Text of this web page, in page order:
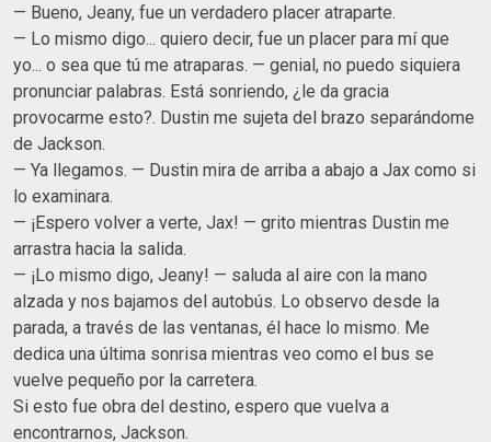
— Bueno, Jeany, fue un verdadero placer atraparte.
— Lo mismo digo... quiero decir, fue un placer para mí que
yo... o sea que tú me atraparas. — genial, no puedo siquiera
pronunciar palabras. Está sonriendo, ¿le da gracia
provocarme esto?. Dustin me sujeta del brazo separándome
de Jackson.
— Ya llegamos. — Dustin mira de arriba a abajo a Jax como si
lo examinara.
— ¡Espero volver a verte, Jax! — grito mientras Dustin me
arrastra hacia la salida.
— ¡Lo mismo digo, Jeany! — saluda al aire con la mano
alzada y nos bajamos del autobús. Lo observo desde la
parada, a través de las ventanas, él hace lo mismo. Me
dedica una última sonrisa mientras veo como el bus se
vuelve pequeño por la carretera.
Si esto fue obra del destino, espero que vuelva a
encontrarnos, Jackson.